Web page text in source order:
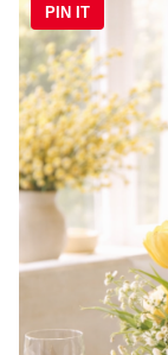
PIN IT